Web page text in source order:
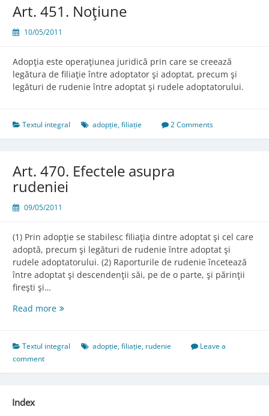
Art. 451. Noţiune
10/05/2011
Adopţia este operaţiunea juridică prin care se creează
legătura de filiaţie între adoptator şi adoptat, precum şi
legături de rudenie între adoptat şi rudele adoptatorului.
Textul integral adopție,filiație 2 Comments
Art. 470. Efectele asupra
rudeniei
09/05/2011
(1) Prin adopţie se stabilesc filiaţia dintre adoptat şi cel care
adoptă, precum şi legături de rudenie între adoptat şi
rudele adoptatorului. (2) Raporturile de rudenie încetează
între adoptat şi descendenţii săi, pe de o parte, şi părinţii
fireşti şi…
Read moreArt.
asupra
Textul integral adopție,filiație, rudenie
Leave a
comment
Index